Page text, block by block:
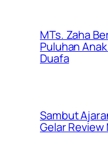
MTs. Zaha
Puluhan
Duafa
Sambut
Gelar